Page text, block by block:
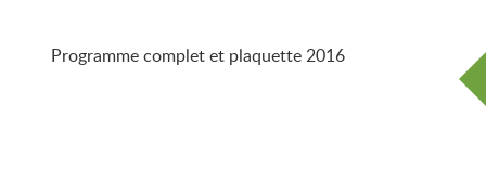
Programme complet et plaquette 2016